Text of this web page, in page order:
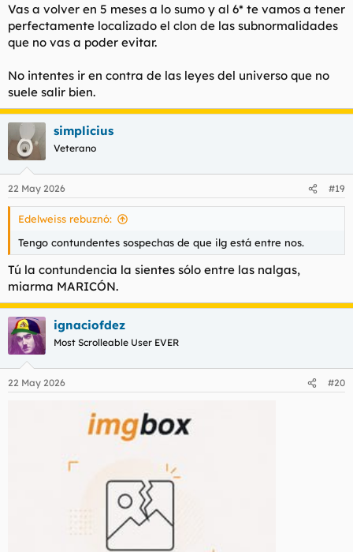
Vas a volver en 5 meses a lo sumo y al 6* te vamos a tener
perfectamente localizado el clon de las subnormalidades
que no vas a poder evitar.
No intentes ir en contra de las leyes del universo que no
suele salir bien.
simplicius
Veterano
22 May 2026 #19
Edelweiss rebuznó:
Tengo contundentes sospechas de que ilg está entre nos.
Tú la contundencia la sientes sólo entre las nalgas,
miarma MARICÓN.
ignaciofdez
Most Scrolleable User EVER
22 May 2026 #20